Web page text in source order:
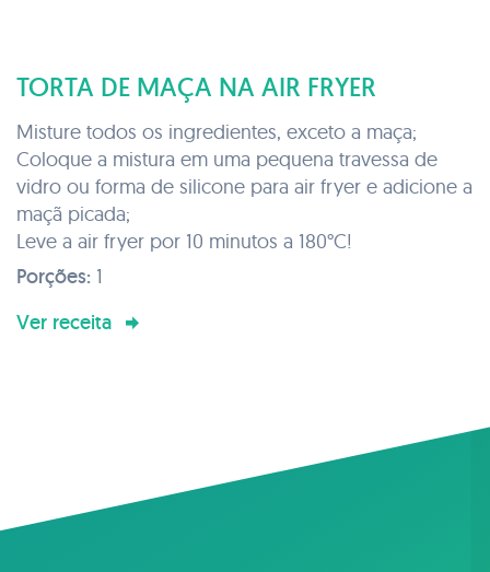
TORTA DE MAÇA NA AIR FRYER
Misture todos os ingredientes, exceto a maça;
Coloque a mistura em uma pequena travessa de
vidro ou forma de silicone para air fryer e adicione a
maçã picada;
Leve a air fryer por 10 minutos a 180°C!
Porções: 1
Ver receita